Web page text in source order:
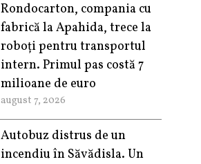
Rondocarton, compania cu
fabrică la Apahida, trece la
roboți pentru transportul
intern. Primul pas costă 7
milioane de euro
august 7, 2026
Autobuz distrus de un
incendiu în Săvădisla. Un